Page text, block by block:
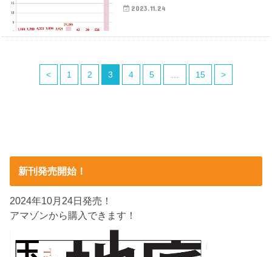
2023.11.24
< 1 2 3 4 5 … 15 >
新刊発売開始！
2024年10月24日発売！
アマゾンから購入できます！